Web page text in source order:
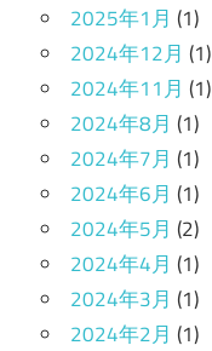
2025年1月 (1)
2024年12月 (1)
2024年11月 (1)
2024年8月 (1)
2024年7月 (1)
2024年6月 (1)
2024年5月 (2)
2024年4月 (1)
2024年3月 (1)
2024年2月 (1)